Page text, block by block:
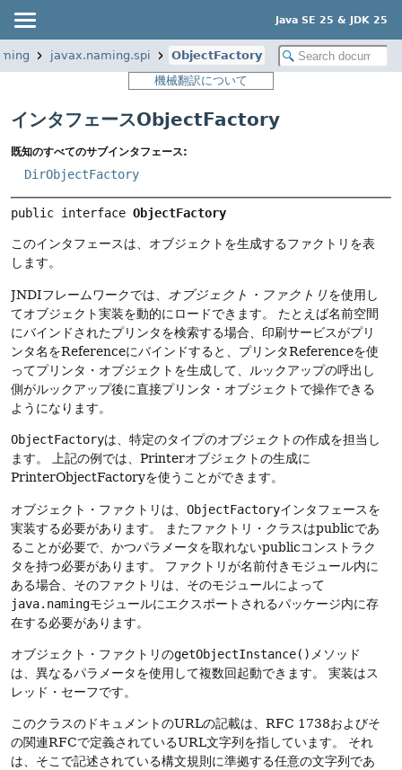
Java SE 25 & JDK 25
javax.naming.spi
ObjectFactory
機械翻訳について
インタフェースObjectFactory
既知のすべてのサブインタフェース:
DirObjectFactory
public interface ObjectFactory
このインタフェースは、オブジェクトを生成するファクトリを表
します。
JNDIフレームワークでは、 オブジェクト・ファクトリを使用し
てオブジェクト実装を動的にロードできます。
たとえば名前空間
にバインドされたプリンタを検索する場合、印刷サービスがプリ
ンタ名をReferenceにバインドすると、プリンタReferenceを使
ってプリンタ・オブジェクトを生成して、ルックアップの呼出し
側がルックアップ後に直接プリンタ・オブジェクトで操作できる
ようになります。
ObjectFactoryは、特定のタイプのオブジェクトの作成を担当し
ます。
上記の例では、Printerオブジェクトの生成に
PrinterObjectFactoryを使うことができます。
オブジェクト・ファクトリは、 ObjectFactoryインタフェースを
実装する必要があります。
またファクトリ・クラスはpublicであ
ることが必要で、かつパラメータを取れないpublicコンストラク
タを持つ必要があります。
ファクトリが名前付きモジュール内に
ある場合、そのファクトリは、そのモジュールによって
java.namingモジュールにエクスポートされるパッケージ内に存
在する必要があります。
オブジェクト・ファクトリのgetObjectInstance() メソッド
は、異なるパラメータを使用して複数回起動できます。
実装はス
レッド・セーフです。
このクラスのドキュメントのURLの記載は、RFC 1738およびそ
の関連RFCで定義されているURL文字列を指しています。
それ
は、そこで記述されている構文規則に準拠する任意の文字列であ